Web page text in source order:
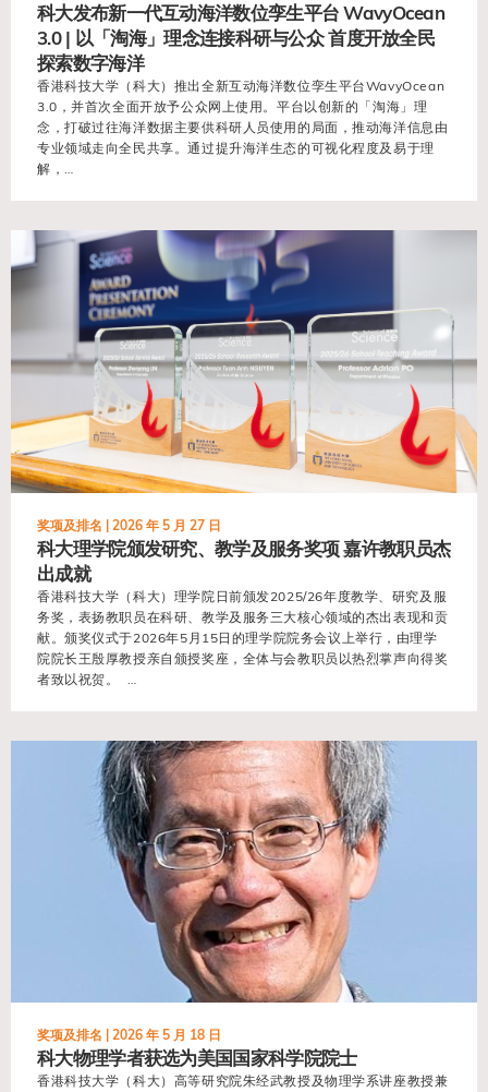
科大发布新一代互动海洋数位孪生平台 WavyOcean
3.0 | 以「淘海」理念连接科研与公众 首度开放全民
探索数字海洋
香港科技大学（科大）推出全新互动海洋数位孪生平台WavyOcean
3.0，并首次全面开放予公众网上使用。平台以创新的「淘海」理
念，打破过往海洋数据主要供科研人员使用的局面，推动海洋信息由
专业领域走向全民共享。通过提升海洋生态的可视化程度及易于理
解，…
奖项及排名 | 2026 年 5 月 27 日
科大理学院颁发研究、教学及服务奖项 嘉许教职员杰
出成就
香港科技大学（科大）理学院日前颁发2025/26年度教学、研究及服
务奖，表扬教职员在科研、教学及服务三大核心领域的杰出表现和贡
献。颁奖仪式于2026年5月15日的理学院院务会议上举行，由理学
院院长王殷厚教授亲自颁授奖座，全体与会教职员以热烈掌声向得奖
者致以祝贺。 …
view
奖项及排名 | 2026 年 5 月 18 日
科大物理学者获选为美国国家科学院院士
香港科技大学（科大）高等研究院朱经武教授及物理学系讲座教授兼